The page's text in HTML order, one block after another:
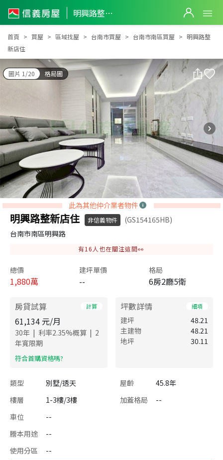
明興路整新店住
明興路整新店住
首頁 買屋 區域找屋 台南市買屋 台南市南區買屋
明興路整
新店住
圖片 1/20 格局圖
此為其他仲介業者物件
明興路整新店住 非信義物件
(GS154165HB)
台南市南區明興路
有16 人也在關注這間👀
總價
1,880萬
建坪單價
--
格局
6房2廳5衛
房貸試算 計算
61,134 元/月
30年 | 利率2.35%概算 | 2
年寬限期
​符合首購資格嗎?
坪數詳情 細項
建坪
48.21
主建物
48.21
地坪
30.11
類型 別墅/透天 屋齡
45.8年
樓層
1-3樓/3樓 加蓋格局
--
車位
--
謄本用途
--
使用分區
--